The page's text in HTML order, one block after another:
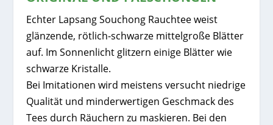
Echter Lapsang Souchong Rauchtee weist
glänzende, rötlich-schwarze mittelgroße Blätter
auf. Im Sonnenlicht glitzern einige Blätter wie
schwarze Kristalle.
Bei Imitationen wird meistens versucht niedrige
Qualität und minderwertigen Geschmack des
Tees durch Räuchern zu maskieren. Bei den